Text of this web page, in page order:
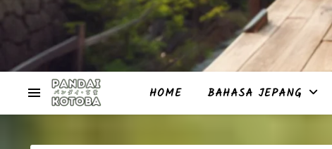
HOME BAHASA JEPANG